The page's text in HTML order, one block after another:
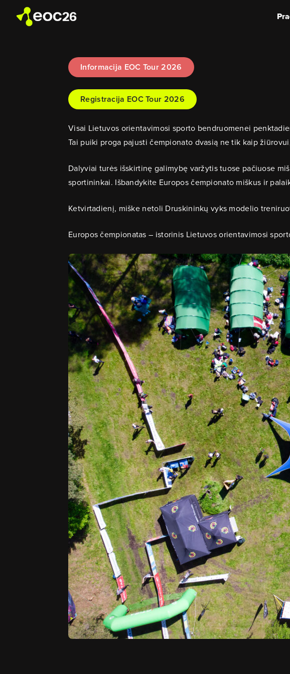
Informacija EOC Tour 2026
Registracija EOC Tour 2026
Visai Lietuvos orientavimosi sporto bendruomenei
Tai puiki proga pajusti čempionato dvasią ne tik kaip
Dalyviai turės išskirtinę galimybę varžytis tuose pačiuose
sportininkai. Išbandykite Europos čempionato miškus ir
Ketvirtadienį, miške netoli Druskininkų vyks modelio
Europos čempionatas – istorinis Lietuvos orientavimosi